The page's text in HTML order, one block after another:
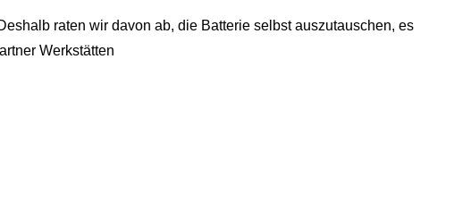
raten wir davon ab, die Batterie selbst auszutauschen, es
Werkstätten